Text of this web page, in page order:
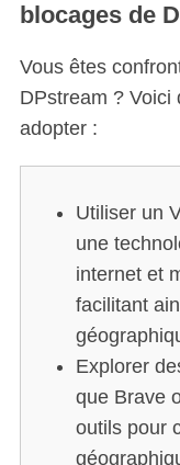
blocages de
Vous êtes
DPstream ? Voici
adopter :
Utiliser un
une
internet et
facilitant
Explorer
que Brave
outils pour